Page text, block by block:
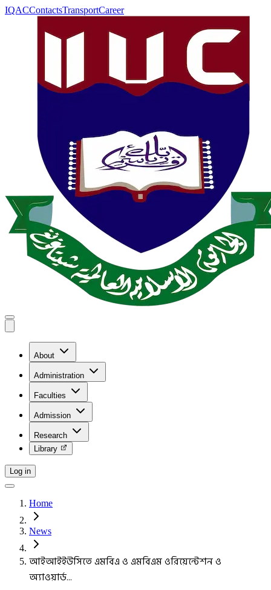
IQACContactsTransportCareer
About
Administration
Faculties
Admission
Research
Library
Log in
Home
News
আইআইইউসিতে এমবিএ ও এমবিএম ওরিয়েন্টেশন ও
অ্যাওয়ার্ড...